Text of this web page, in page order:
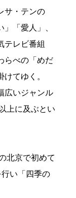
サ・テンの
」「愛人」、
テレビ番組
らべの「めだ
てゆく。
広いジャンル
上に及ぶとい
北京で初めて
行い「四季の